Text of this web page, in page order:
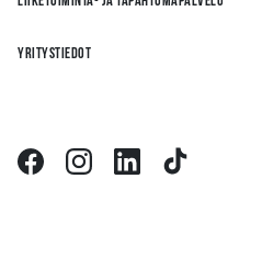
YRITYSTIEDOT